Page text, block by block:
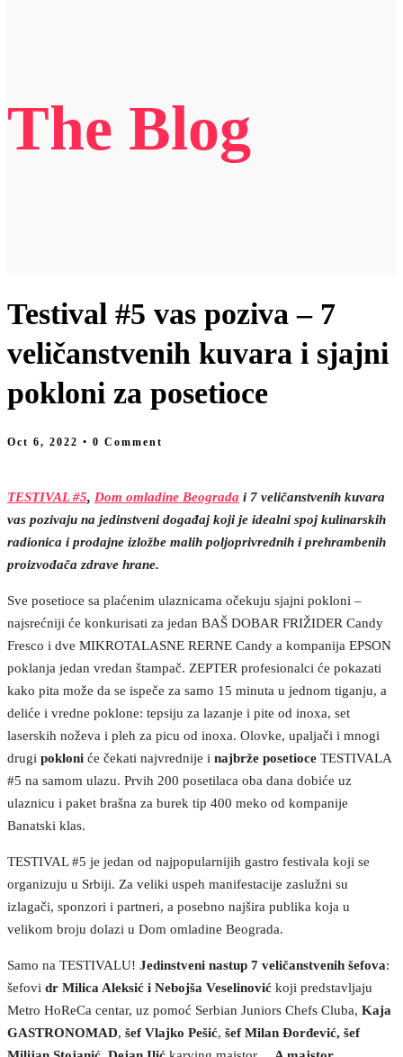
The Blog
Testival #5 vas poziva – 7
veličanstvenih kuvara i sjajni
pokloni za posetioce
Oct 6, 2022 • 0 Comment
TESTIVAL #5, Dom omladine Beograda i 7 veličanstvenih kuvara
vas pozivaju na jedinstveni događaj koji je idealni spoj kulinarskih
radionica i prodajne izložbe malih poljoprivrednih i prehrambenih
proizvođača zdrave hrane.
Sve posetioce sa plaćenim ulaznicama očekuju sjajni pokloni –
najsrećniji će konkurisati za jedan BAŠ DOBAR FRIŽIDER Candy
Fresco i dve MIKROTALASNE RERNE Candy a kompanija EPSON
poklanja jedan vredan štampač. ZEPTER profesionalci će pokazati
kako pita može da se ispeče za samo 15 minuta u jednom tiganju, a
deliće i vredne poklone: tepsiju za lazanje i pite od inoxa, set
laserskih noževa i pleh za picu od inoxa. Olovke, upaljači i mnogi
drugi pokloni će čekati najvrednije i najbrže posetioce TESTIVALA
#5 na samom ulazu. Prvih 200 posetilaca oba dana dobiće uz
ulaznicu i paket brašna za burek tip 400 meko od kompanije
Banatski klas.
TESTIVAL #5 je jedan od najpopularnijih gastro festivala koji se
organizuju u Srbiji. Za veliki uspeh manifestacije zaslužni su
izlagači, sponzori i partneri, a posebno najšira publika koja u
velikom broju dolazi u Dom omladine Beograda.
Samo na TESTIVALU! Jedinstveni nastup 7 veličanstvenih šefova:
šefovi dr Milica Aleksić i Nebojša Veselinović koji predstavljaju
Metro HoReCa centar, uz pomoć Serbian Juniors Chefs Cluba, Kaja
GASTRONOMAD, šef Vlajko Pešić, šef Milan Đorđević, šef